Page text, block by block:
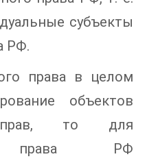
субъекты
РФ.
права в целом
объектов
прав, то для
права РФ